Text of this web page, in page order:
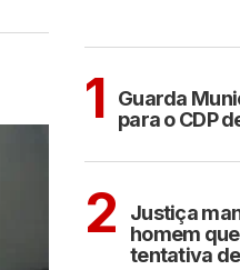
1
Guarda
para o CDP
2
Justiça
homem
tentativa